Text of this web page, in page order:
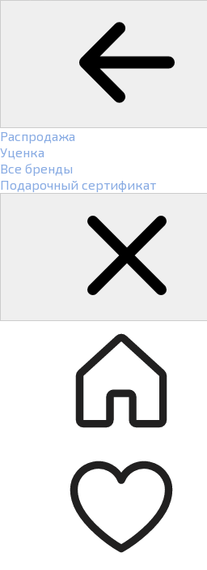
Распродажа
Уценка
Все бренды
Подарочный сертификат